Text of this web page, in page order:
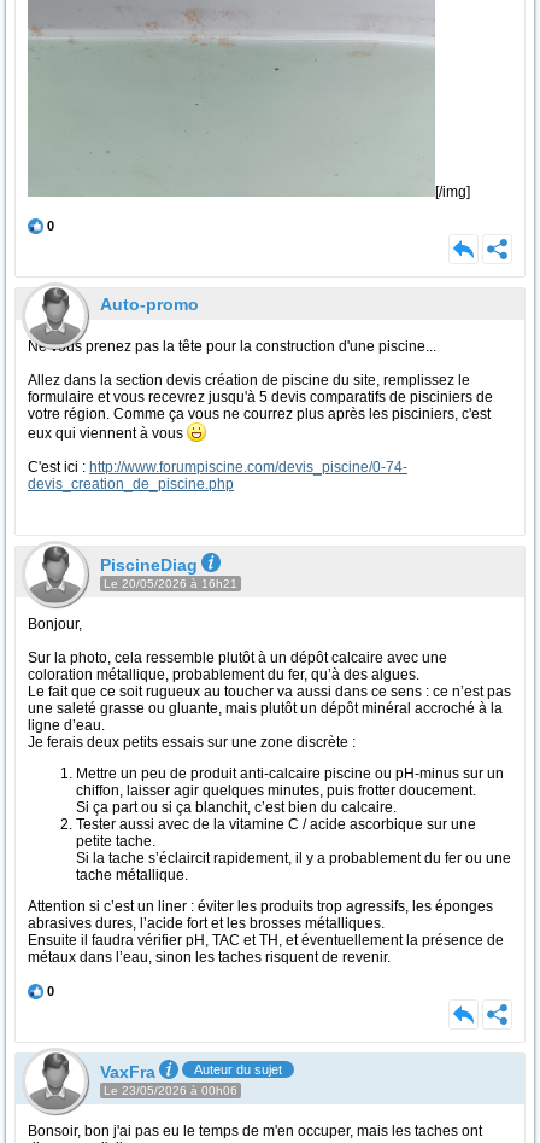
[/img]
0
Auto-promo
Ne vous prenez pas la tête pour la construction d'une piscine...
Allez dans la section devis création de piscine du site, remplissez le
formulaire et vous recevrez jusqu'à 5 devis comparatifs de pisciniers de
votre région. Comme ça vous ne courrez plus après les pisciniers, c'est
eux qui viennent à vous
C'est ici : http://www.forumpiscine.com/devis_piscine/0-74-
devis_creation_de_piscine.php
PiscineDiag
Le 20/05/2026 à 16h21
Bonjour,
Sur la photo, cela ressemble plutôt à un dépôt calcaire avec une
coloration métallique, probablement du fer, qu’à des algues.
Le fait que ce soit rugueux au toucher va aussi dans ce sens : ce n’est pas
une saleté grasse ou gluante, mais plutôt un dépôt minéral accroché à la
ligne d’eau.
Je ferais deux petits essais sur une zone discrète :
Mettre un peu de produit anti-calcaire piscine ou pH-minus sur un
chiffon, laisser agir quelques minutes, puis frotter doucement.
Si ça part ou si ça blanchit, c’est bien du calcaire.
Tester aussi avec de la vitamine C / acide ascorbique sur une
petite tache.
Si la tache s’éclaircit rapidement, il y a probablement du fer ou une
tache métallique.
Attention si c’est un liner : éviter les produits trop agressifs, les éponges
abrasives dures, l’acide fort et les brosses métalliques.
Ensuite il faudra vérifier pH, TAC et TH, et éventuellement la présence de
métaux dans l’eau, sinon les taches risquent de revenir.
0
VaxFra Auteur du sujet
Le 23/05/2026 à 00h06
Bonsoir, bon j'ai pas eu le temps de m'en occuper, mais les taches ont